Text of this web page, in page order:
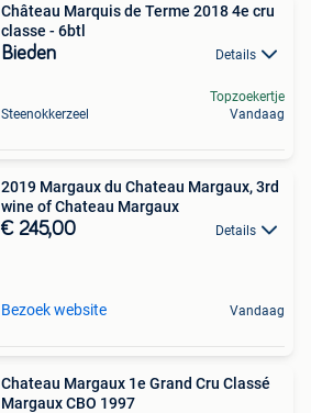
Château Marquis de Terme 2018 4e cru
classe - 6btl
Bieden Details
Steenokkerzeel
Topzoekertje
Vandaag
2019 Margaux du Chateau Margaux, 3rd
wine of Chateau Margaux
€ 245,00 Details
Bezoek website Vandaag
Chateau Margaux 1e Grand Cru Classé
Margaux CBO 1997